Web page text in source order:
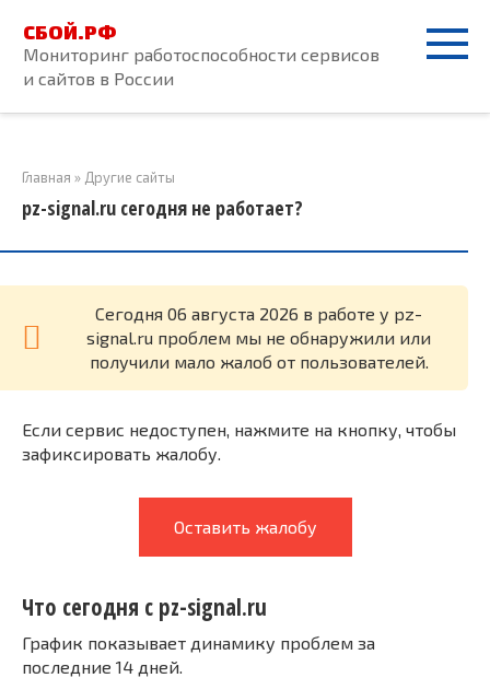
контенту
СБОЙ.РФ
Мониторинг работоспособности сервисов
и сайтов в России
Главная » Другие сайты
pz-signal.ru сегодня не работает?
Cегодня 06 августа 2026 в работе у pz-
signal.ru проблем мы не обнаружили или
получили мало жалоб от пользователей.
Если сервис недоступен, нажмите на кнопку, чтобы
зафиксировать жалобу.
Оставить жалобу
Что сегодня с pz-signal.ru
График показывает динамику проблем за
последние 14 дней.